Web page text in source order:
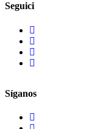
Seguici
Síganos